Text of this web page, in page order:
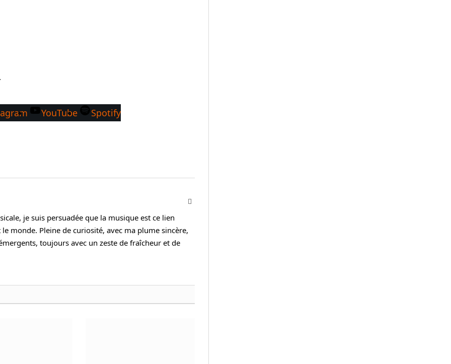
YouTube Spotify
je suis persuadée que la musique est ce lien
monde. Pleine de curiosité, avec ma plume sincère,
toujours avec un zeste de fraîcheur et de